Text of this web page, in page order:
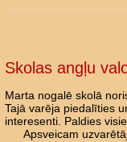
Skolas angļu
Marta nogalē skolā
Tajā varēja piedalīties
interesenti. Paldies
Apsveicam